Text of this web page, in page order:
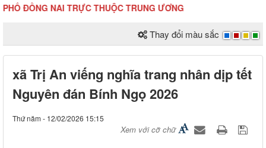
NAI TRỰC THUỘC TRUNG ƯƠNG
Thay đổi màu sắc
xã Trị An viếng nghĩa trang nhân dịp tết
Nguyên đán Bính Ngọ 2026
Thứ năm - 12/02/2026 15:15
Xem với cỡ chữ